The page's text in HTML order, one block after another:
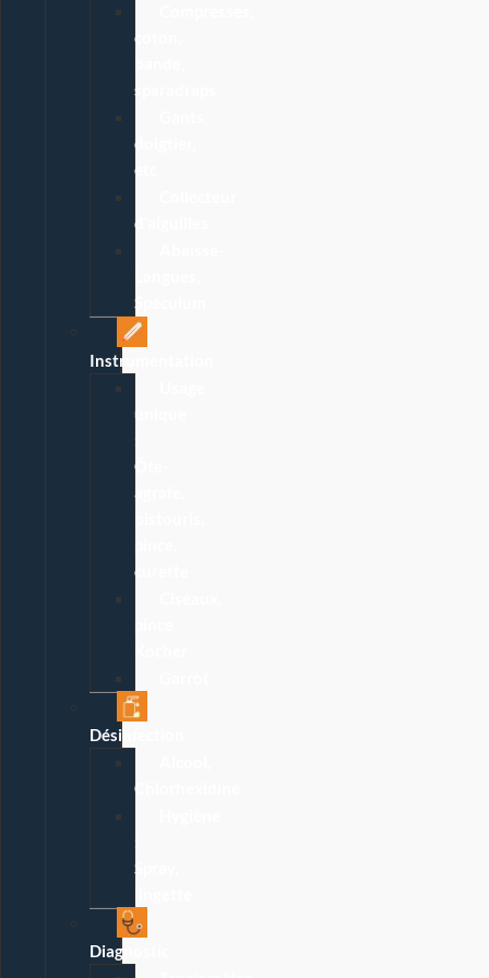
coton,
sparadraps
doigtier,
etc
d’aiguilles
Spéculum
Instrumentation
unique
Ôte-
agrafe,
curette
Désinfection
Chlorhexidine
Spray,
Diagnostic